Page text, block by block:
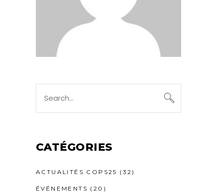
for:
CATÉGORIES
ACTUALITÉS COPS25 (32)
ÉVÉNEMENTS (20)